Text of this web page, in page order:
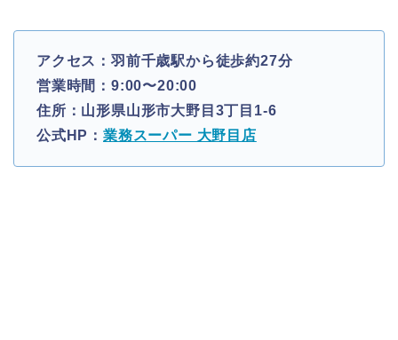
アクセス：羽前千歳駅から徒歩約27分
営業時間：9:00〜20:00
住所：山形県山形市大野目3丁目1-6
公式HP： 業務スーパー 大野目店